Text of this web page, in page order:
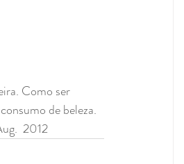
Como ser
de beleza.
2012